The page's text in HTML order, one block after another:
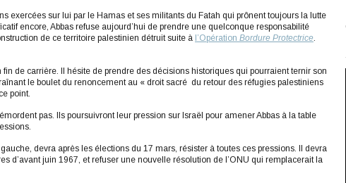
exercées sur lui par le Hamas et ses militants du Fatah qui prônent toujours la lutte
encore, Abbas refuse aujourd’hui de prendre une quelconque responsabilité
de ce territoire palestinien détruit suite à l’Opération Bordure Protectrice.
de carrière. Il hésite de prendre des décisions historiques qui pourraient ternir son
le boulet du renoncement au « droit sacré du retour des réfugies palestiniens
point.
pas. Ils poursuivront leur pression sur Israël pour amener Abbas à la table
devra après les élections du 17 mars, résister à toutes ces pressions. Il devra
d’avant juin 1967, et refuser une nouvelle résolution de l’ONU qui remplacerait la